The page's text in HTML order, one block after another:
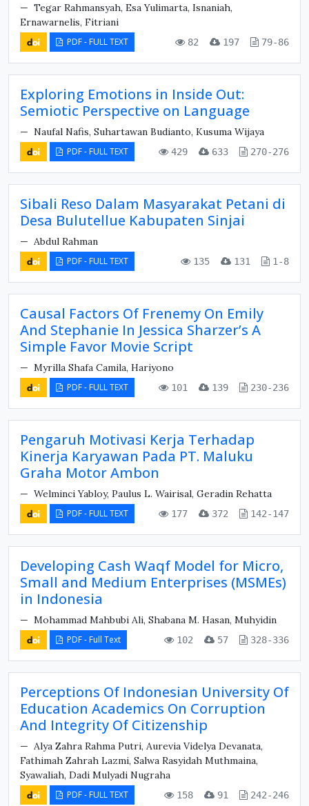
Tegar Rahmansyah, Esa Yulimarta, Isnaniah,
Ernawarnelis, Fitriani
PDF - FULL TEXT 82 197 79-86
Exploring Emotions in Inside Out:
Semiotic Perspective on Language
Naufal Nafis, Suhartawan Budianto, Kusuma Wijaya
PDF - FULL TEXT 429 633 270-276
Sibali Reso Dalam Masyarakat Petani di
Desa Bulutellue Kabupaten Sinjai
Abdul Rahman
PDF - FULL TEXT 135 131 1-8
Causal Factors Of Frenemy On Emily
And Stephanie In Jessica Sharzer’s A
Simple Favor Movie Script
Myrilla Shafa Camila, Hariyono
PDF - FULL TEXT 101 139 230-236
Pengaruh Motivasi Kerja Terhadap
Kinerja Karyawan Pada PT. Maluku
Graha Motor Ambon
Welminci Yabloy, Paulus L. Wairisal, Geradin Rehatta
PDF - FULL TEXT 177 372 142-147
Developing Cash Waqf Model for Micro,
Small and Medium Enterprises (MSMEs)
in Indonesia
Mohammad Mahbubi Ali, Shabana M. Hasan, Muhyidin
PDF - Full Text 102 57 328-336
Perceptions Of Indonesian University Of
Education Academics On Corruption
And Integrity Of Citizenship
Alya Zahra Rahma Putri, Aurevia Videlya Devanata,
Fathimah Zahrah Lazmi, Salwa Rasyidah Muthmaina,
Syawaliah, Dadi Mulyadi Nugraha
PDF - FULL TEXT 158 91 242-246